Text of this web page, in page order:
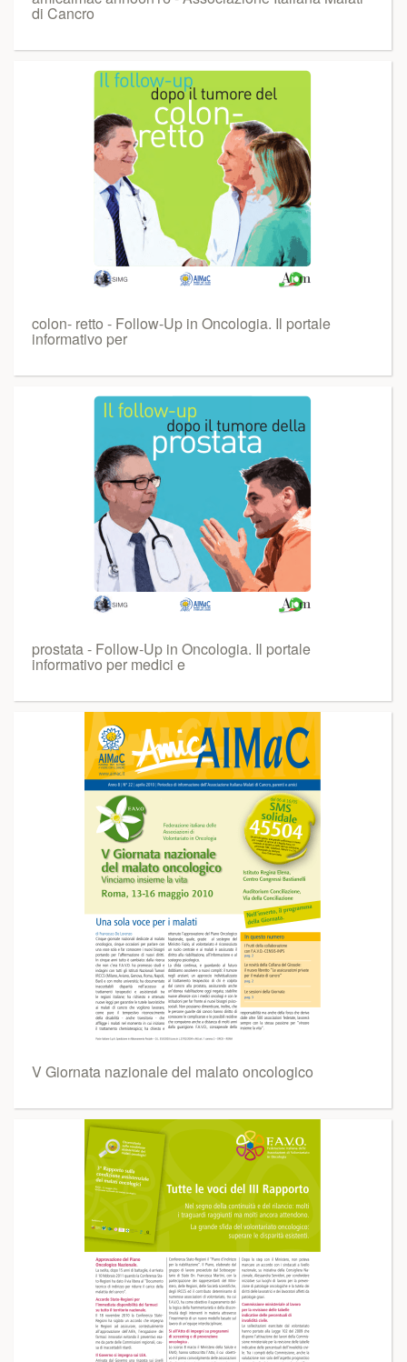
di Cancro
colon- retto - Follow-Up in Oncologia. Il portale
informativo per
prostata - Follow-Up in Oncologia. Il portale
informativo per medici e
V Giornata nazionale del malato oncologico